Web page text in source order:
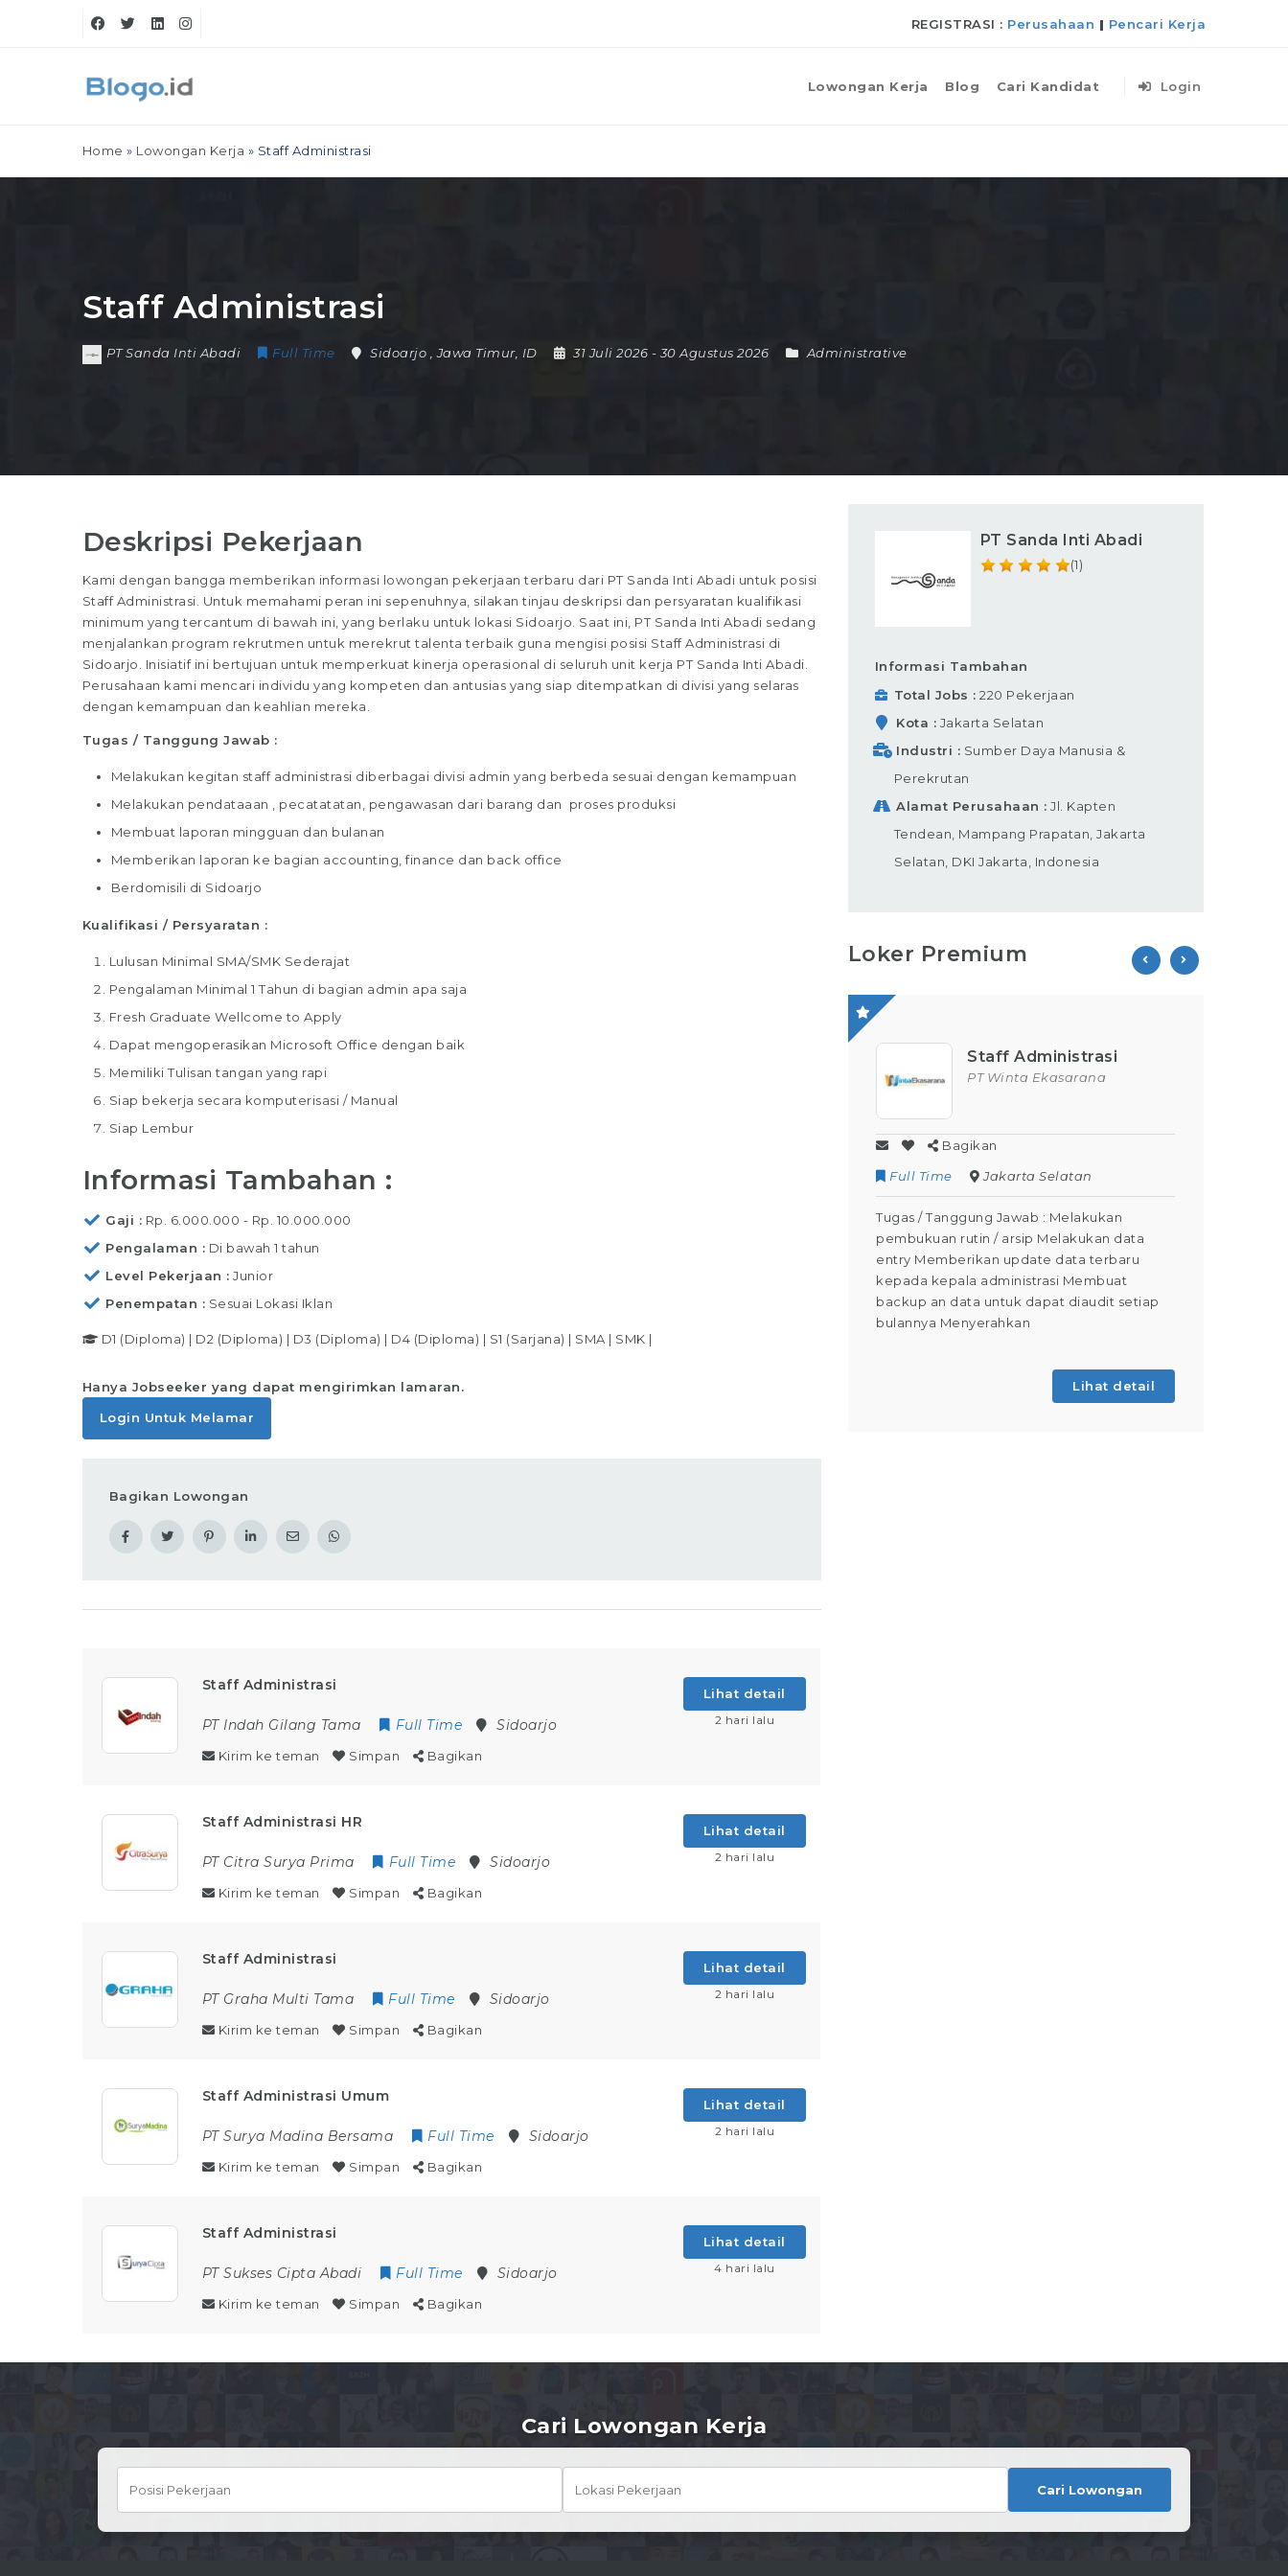
REGISTRASI : Perusahaan | Pencari Kerja
Lowongan Kerja Blog Cari Kandidat Login
Home » Lowongan Kerja » Staff Administrasi
Staff Administrasi
PT Sanda Inti Abadi Full Time Sidoarjo ,Jawa Timur, ID 31 Juli 2026 - 30 Agustus 2026 Administrative
Deskripsi Pekerjaan
Kami dengan bangga memberikan informasi lowongan pekerjaan terbaru dari PT Sanda Inti Abadi untuk posisi
Staff Administrasi. Untuk memahami peran ini sepenuhnya, silakan tinjau deskripsi dan persyaratan kualifikasi
minimum yang tercantum di bawah ini, yang berlaku untuk lokasi Sidoarjo. Saat ini, PT Sanda Inti Abadi sedang
menjalankan program rekrutmen untuk merekrut talenta terbaik guna mengisi posisi Staff Administrasi di
Sidoarjo. Inisiatif ini bertujuan untuk memperkuat kinerja operasional di seluruh unit kerja PT Sanda Inti Abadi.
Perusahaan kami mencari individu yang kompeten dan antusias yang siap ditempatkan di divisi yang selaras
dengan kemampuan dan keahlian mereka.
Tugas / Tanggung Jawab :
Melakukan kegitan staff administrasi diberbagai divisi admin yang berbeda sesuai dengan kemampuan
Melakukan pendataaan , pecatatatan, pengawasan dari barang dan proses produksi
Membuat laporan mingguan dan bulanan
Memberikan laporan ke bagian accounting, finance dan back office
Berdomisili di Sidoarjo
Kualifikasi / Persyaratan :
Lulusan Minimal SMA/SMK Sederajat
Pengalaman Minimal 1 Tahun di bagian admin apa saja
Fresh Graduate Wellcome to Apply
Dapat mengoperasikan Microsoft Office dengan baik
Memiliki Tulisan tangan yang rapi
Siap bekerja secara komputerisasi / Manual
Siap Lembur
Informasi Tambahan :
Gaji
Rp. 6.000.000 - Rp. 10.000.000
Pengalaman
Di bawah 1 tahun
Level Pekerjaan
Junior
Penempatan
Sesuai Lokasi Iklan
D1 (Diploma) | D2 (Diploma) | D3 (Diploma) | D4 (Diploma) | S1 (Sarjana) | SMA | SMK |
Hanya Jobseeker yang dapat mengirimkan lamaran.
Login Untuk Melamar
Bagikan Lowongan
Staff Administrasi
PT Indah Gilang Tama Full Time Sidoarjo
Kirim ke teman Simpan Bagikan
Lihat detail
2 hari lalu
Staff Administrasi HR
PT Citra Surya Prima Full Time Sidoarjo
Kirim ke teman Simpan Bagikan
Lihat detail
2 hari lalu
Staff Administrasi
PT Graha Multi Tama Full Time Sidoarjo
Kirim ke teman Simpan Bagikan
Lihat detail
2 hari lalu
Staff Administrasi Umum
PT Surya Madina Bersama Full Time Sidoarjo
Kirim ke teman Simpan Bagikan
Lihat detail
2 hari lalu
Staff Administrasi
PT Sukses Cipta Abadi Full Time Sidoarjo
Kirim ke teman Simpan Bagikan
Lihat detail
4 hari lalu
PT Sanda Inti Abadi
(1)
Informasi Tambahan
Total Jobs
220 Pekerjaan
Kota
Jakarta Selatan
Industri
Sumber Daya Manusia &
Perekrutan
Alamat Perusahaan
Jl. Kapten
Tendean, Mampang Prapatan, Jakarta
Selatan, DKI Jakarta, Indonesia
Loker Premium
Staff Administrasi
PT Winta Ekasarana
Bagikan
Full Time
Jakarta Selatan
Tugas / Tanggung Jawab : Melakukan
pembukuan rutin / arsip Melakukan data
entry Memberikan update data terbaru
kepada kepala administrasi Membuat
backup an data untuk dapat diaudit setiap
bulannya Menyerahkan
Lihat detail
Cari Lowongan Kerja
Cari Lowongan